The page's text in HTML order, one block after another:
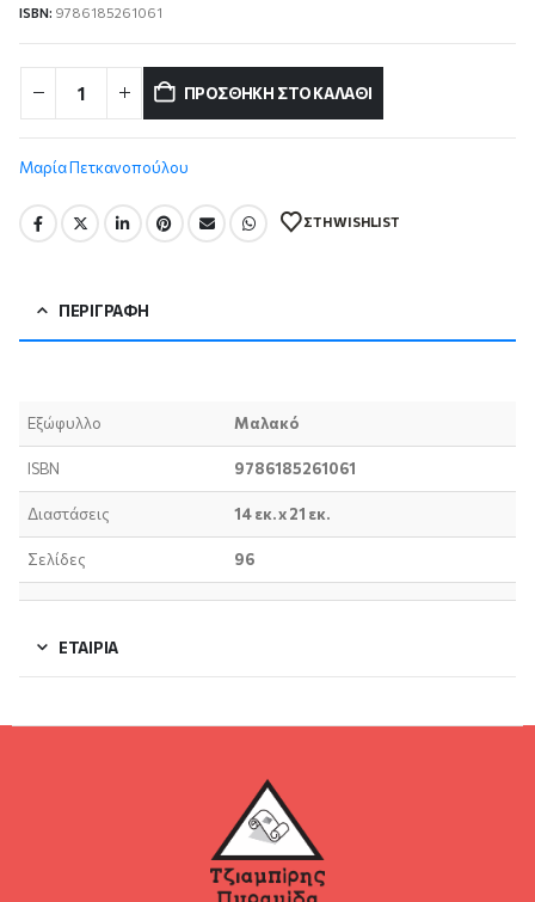
ISBN: 9786185261061
ΠΡΟΣΘΉΚΗ ΣΤΟ ΚΑΛΆΘΙ
Μαρία Πετκανοπούλου
ΣΤΗ WISHLIST
ΠΕΡΙΓΡΑΦΉ
Εξώφυλλο Μαλακό
ISBN 9786185261061
Διαστάσεις 14 εκ. x 21 εκ.
Σελίδες 96
ΕΤΑΙΡΊΑ